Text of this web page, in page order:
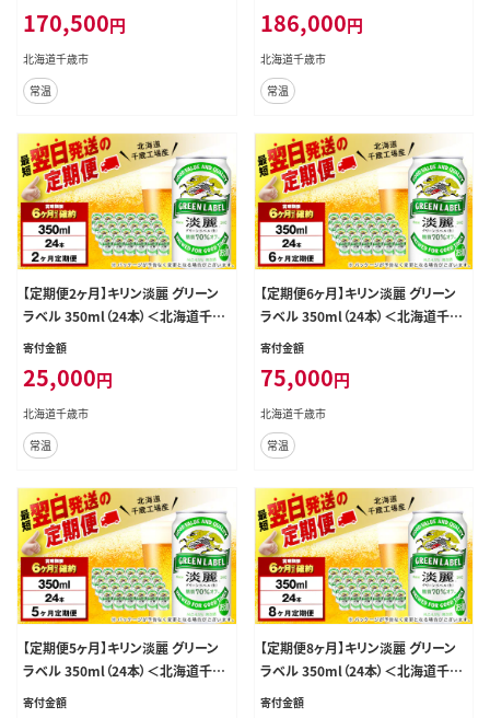
170,500円
北海道千歳市
常温
186,000円
北海道千歳市
常温
【定期便2ヶ月】キリン淡麗 グリーン
ラベル 350ml（24本）＜北海道千歳
工場産＞
寄付金額
25,000円
北海道千歳市
常温
【定期便6ヶ月】キリン淡麗 グリーン
ラベル 350ml（24本）＜北海道千歳
工場産＞
寄付金額
75,000円
北海道千歳市
常温
【定期便5ヶ月】キリン淡麗 グリーン
ラベル 350ml（24本）＜北海道千歳
工場産＞
寄付金額
【定期便8ヶ月】キリン淡麗 グリーン
ラベル 350ml（24本）＜北海道千歳
工場産＞
寄付金額